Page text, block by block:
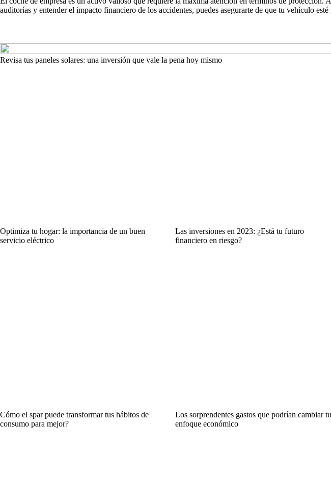
auditorías y entender el impacto financiero de los accidentes, puedes asegurarte de que tu vehículo
Revisa tus paneles solares: una inversión que vale la pena hoy mismo
Optimiza tu hogar: la importancia de un buen
servicio eléctrico
Las inversiones en 2023: ¿Está tu futuro
financiero en riesgo?
Cómo el spar puede transformar tus hábitos de
consumo para mejor?
Los sorprendentes gastos que podrían cambiar tu
enfoque económico